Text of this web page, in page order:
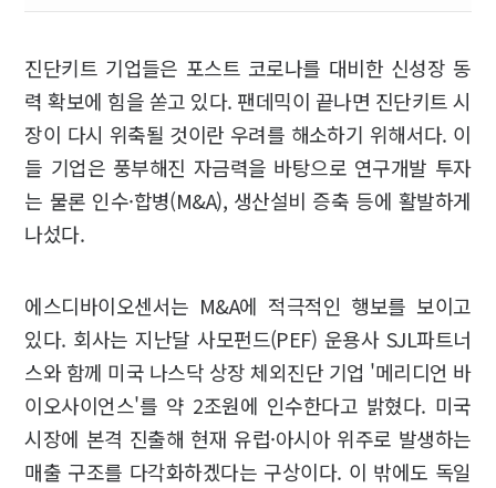
진단키트 기업들은 포스트 코로나를 대비한 신성장 동
력 확보에 힘을 쏟고 있다. 팬데믹이 끝나면 진단키트 시
장이 다시 위축될 것이란 우려를 해소하기 위해서다. 이
들 기업은 풍부해진 자금력을 바탕으로 연구개발 투자
는 물론 인수·합병(M&A), 생산설비 증축 등에 활발하게
나섰다.
에스디바이오센서는 M&A에 적극적인 행보를 보이고
있다. 회사는 지난달 사모펀드(PEF) 운용사 SJL파트너
스와 함께 미국 나스닥 상장 체외진단 기업 '메리디언 바
이오사이언스'를 약 2조원에 인수한다고 밝혔다. 미국
시장에 본격 진출해 현재 유럽·아시아 위주로 발생하는
매출 구조를 다각화하겠다는 구상이다. 이 밖에도 독일